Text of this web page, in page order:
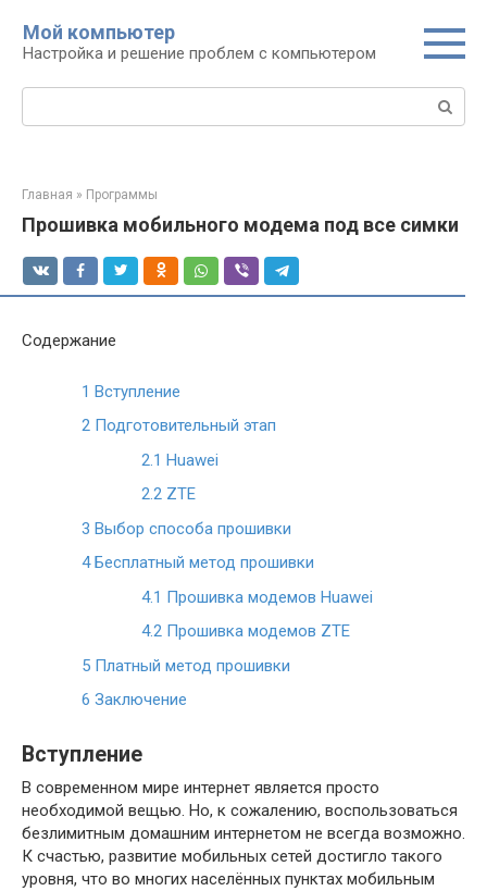
контенту
Мой компьютер
Настройка и решение проблем с компьютером
Поиск:
Главная » Программы
Прошивка мобильного модема под все симки
Содержание
1 Вступление
2 Подготовительный этап
2.1 Huawei
2.2 ZTE
3 Выбор способа прошивки
4Бесплатный метод прошивки
4.1 Прошивка модемов Huawei
4.2 Прошивка модемов ZTE
5 Платный метод прошивки
6 Заключение
Вступление
В современном мире интернет является просто
необходимой вещью. Но, к сожалению, воспользоваться
безлимитным домашним интернетом не всегда возможно.
К счастью, развитие мобильных сетей достигло такого
уровня, что во многих населённых пунктах мобильным